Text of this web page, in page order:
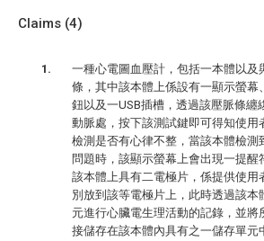
Claims (4)
一種心電圖血壓計，包括一本體以及
條，其中該本體上係設有一顯示螢幕
鈕以及一USB插槽，透過該壓脈條纏
動脈處，按下該測試鍵即可得知使用
檢測是否有心律不整，當該本體檢測
問題時，該顯示螢幕上會出現一提醒
該本體上具有二電極片，係提供使用
別放到該等電極片上，此時透過該本
元進行心臟電生理活動的記錄，並將
接儲存在該本體內具有之一儲存單元